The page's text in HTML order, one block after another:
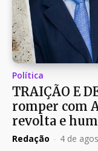
Política
TRAIÇÃO E
romper com
revolta e
Redação - 4 de